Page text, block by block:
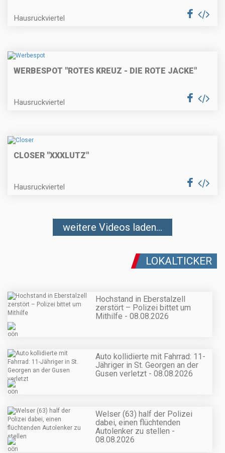
Hausruckviertel
WERBESPOT "ROTES KREUZ - DIE ROTE JACKE"
Hausruckviertel
CLOSER "XXXLUTZ"
Hausruckviertel
weitere Videos laden...
LOKALTICKER
Hochstand in Eberstalzell
zerstört – Polizei bittet um
Mithilfe - 08.08.2026
Auto kollidierte mit Fahrrad: 11-
Jähriger in St. Georgen an der
Gusen verletzt - 08.08.2026
Welser (63) half der Polizei
dabei, einen flüchtenden
Autolenker zu stellen -
08.08.2026